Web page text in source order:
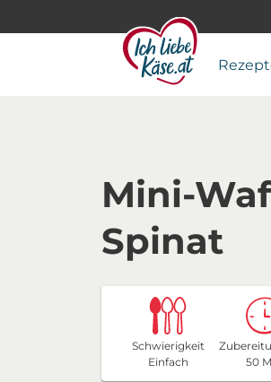
Mini-
Spinat
Schwierigkeit
Einfach
50